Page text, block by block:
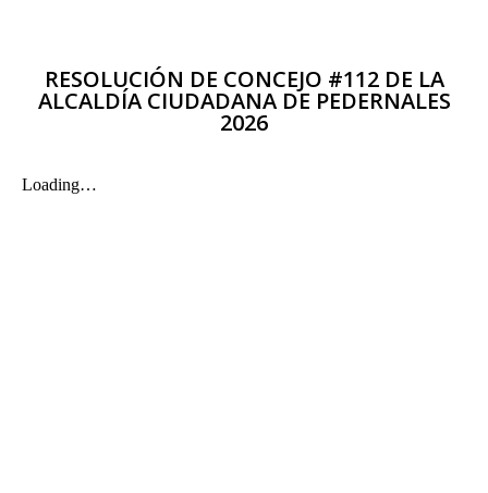
RESOLUCIÓN DE CONCEJO #112 DE LA
ALCALDÍA CIUDADANA DE PEDERNALES
2026